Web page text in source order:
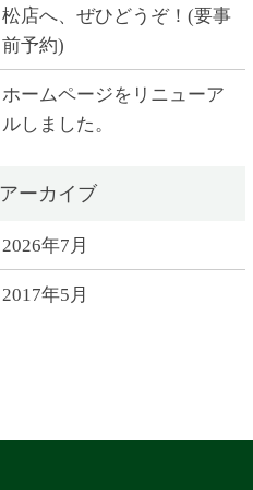
松店へ、ぜひどうぞ！(要事
前予約)
ホームページをリニューア
ルしました。
2026年7月
2017年5月